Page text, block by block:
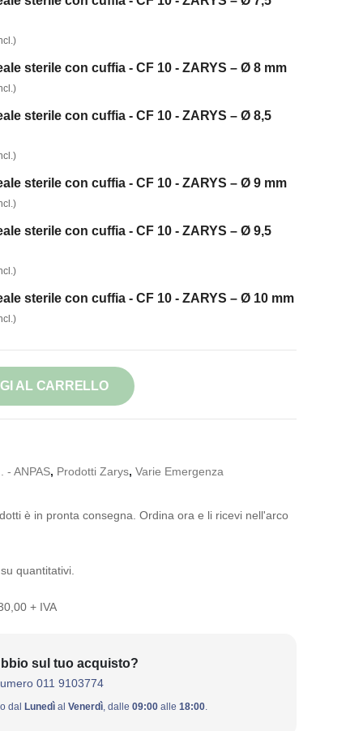
sterile con cuffia - CF 10 - ZARYS – Ø 8 mm
sterile con cuffia - CF 10 - ZARYS – Ø 8,5
sterile con cuffia - CF 10 - ZARYS – Ø 9 mm
sterile con cuffia - CF 10 - ZARYS – Ø 9,5
sterile con cuffia - CF 10 - ZARYS – Ø 10 mm
AL CARRELLO
- ANPAS, Prodotti Zarys, Varie Emergenza
è in pronta consegna. Ordina ora e li ricevi nell'arco
quantitativi.
+ IVA
sul tuo acquisto?
011 9103774
dal Lunedìal Venerdì, dalle 09:00alle 18:00.